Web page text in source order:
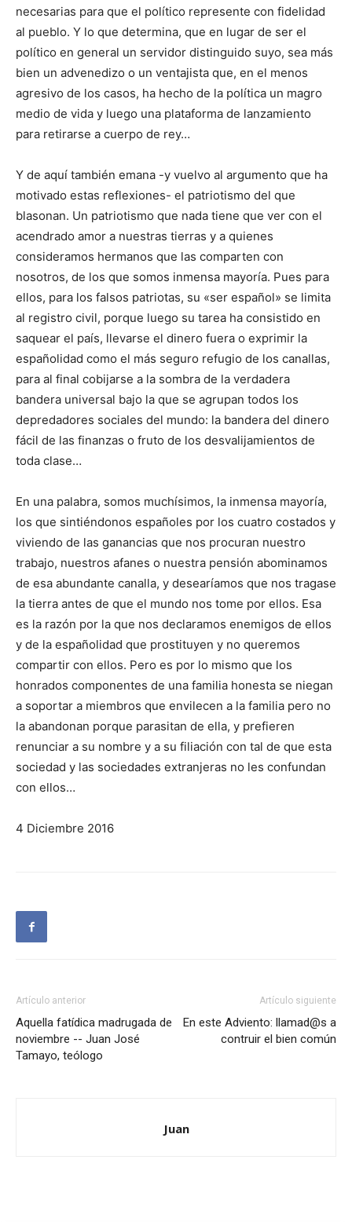
necesarias para que el político represente con fidelidad
al pueblo. Y lo que determina, que en lugar de ser el
político en general un servidor distinguido suyo, sea más
bien un advenedizo o un ventajista que, en el menos
agresivo de los casos, ha hecho de la política un magro
medio de vida y luego una plataforma de lanzamiento
para retirarse a cuerpo de rey…
Y de aquí también emana -y vuelvo al argumento que ha
motivado estas reflexiones- el patriotismo del que
blasonan. Un patriotismo que nada tiene que ver con el
acendrado amor a nuestras tierras y a quienes
consideramos hermanos que las comparten con
nosotros, de los que somos inmensa mayoría. Pues para
ellos, para los falsos patriotas, su «ser español» se limita
al registro civil, porque luego su tarea ha consistido en
saquear el país, llevarse el dinero fuera o exprimir la
españolidad como el más seguro refugio de los canallas,
para al final cobijarse a la sombra de la verdadera
bandera universal bajo la que se agrupan todos los
depredadores sociales del mundo: la bandera del dinero
fácil de las finanzas o fruto de los desvalijamientos de
toda clase…
En una palabra, somos muchísimos, la inmensa mayoría,
los que sintiéndonos españoles por los cuatro costados y
viviendo de las ganancias que nos procuran nuestro
trabajo, nuestros afanes o nuestra pensión abominamos
de esa abundante canalla, y desearíamos que nos tragase
la tierra antes de que el mundo nos tome por ellos. Esa
es la razón por la que nos declaramos enemigos de ellos
y de la españolidad que prostituyen y no queremos
compartir con ellos. Pero es por lo mismo que los
honrados componentes de una familia honesta se niegan
a soportar a miembros que envilecen a la familia pero no
la abandonan porque parasitan de ella, y prefieren
renunciar a su nombre y a su filiación con tal de que esta
sociedad y las sociedades extranjeras no les confundan
con ellos…
4 Diciembre 2016
Artículo anterior
Aquella fatídica madrugada de
noviembre -- Juan José
Tamayo, teólogo
Artículo siguiente
En este Adviento: llamad@s a
contruir el bien común
Juan